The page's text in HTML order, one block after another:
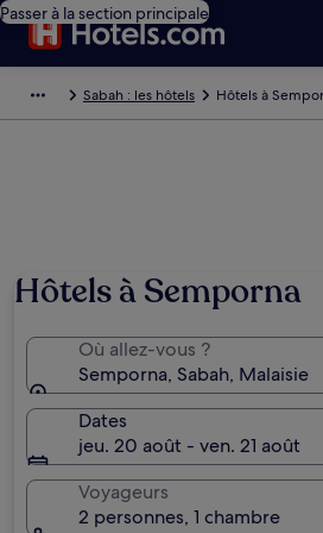
Passer à la section principale
Sabah : les hôtels Hôtels à
Hôtels à Semporna
Où allez-vous ?
Semporna, Sabah, Malaisie
Dates
jeu. 20 août - ven. 21 août
Voyageurs
2 personnes, 1 chambre